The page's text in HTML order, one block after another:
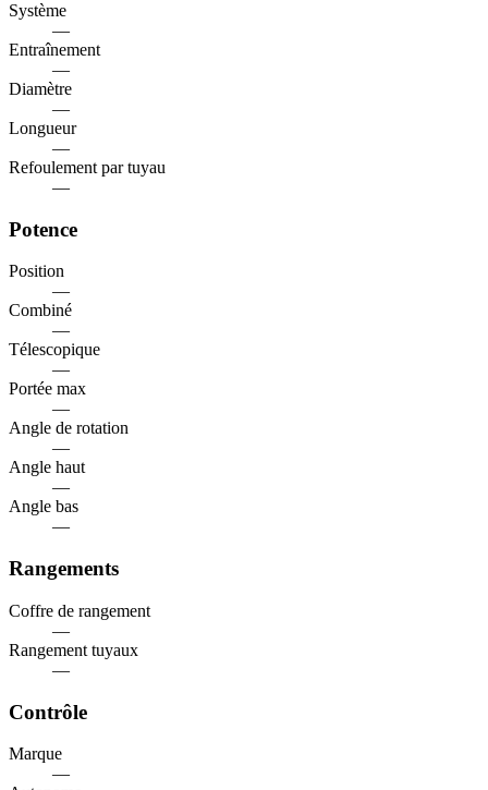
Système
—
Entraînement
—
Diamètre
—
Longueur
—
Refoulement par tuyau
—
Potence
Position
—
Combiné
—
Télescopique
—
Portée max
—
Angle de rotation
—
Angle haut
—
Angle bas
—
Rangements
Coffre de rangement
—
Rangement tuyaux
—
Contrôle
Marque
—